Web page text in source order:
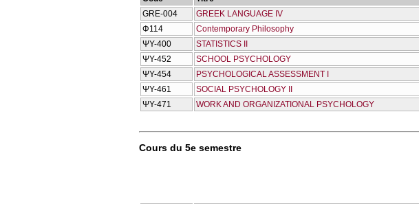
GRE-004
GREEK LANGUAGE IV
Φ114
Contemporary Philosophy
ΨΥ-400
STATISTICS II
ΨΥ-452
SCHOOL PSYCHOLOGY
ΨΥ-454
PSYCHOLOGICAL ASSESSMENT I
ΨΥ-461
SOCIAL PSYCHOLOGY II
ΨΥ-471
WORK AND ORGANIZATIONAL PSYCHOLOGY
Cours du 5e semestre